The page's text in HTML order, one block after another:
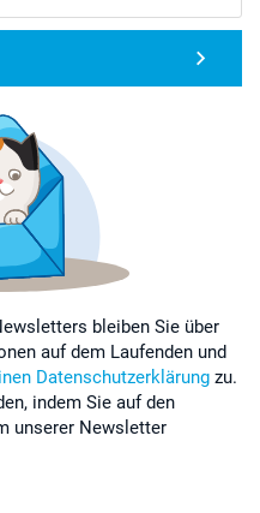
bleiben Sie über
auf dem Laufenden und
Datenschutzerklärung zu.
indem Sie auf den
unserer Newsletter